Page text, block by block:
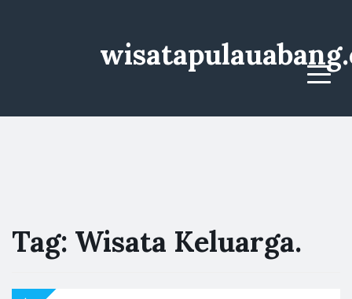
Menu
Tag: Wisata Keluarga.